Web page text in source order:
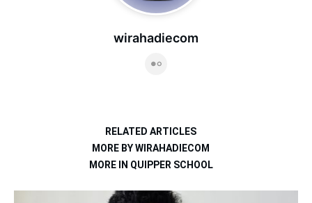
wirahadiecom
RELATED ARTICLES
MORE BY WIRAHADIECOM
MORE IN QUIPPER SCHOOL